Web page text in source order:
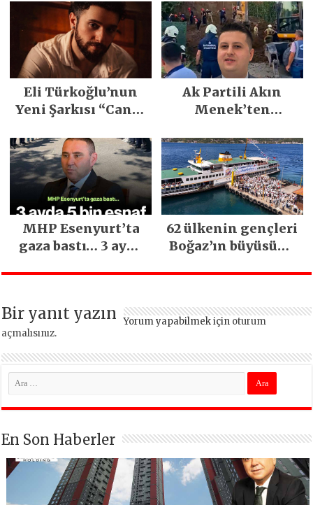
Emeğiyle Son
Yılların En Büyük
Festivali
Gerçekleşti
Eli Türkoğlu’nun
Yeni Şarkısı “Canın
İlgi Gördü!..
Ak Partili Akın
Menek’ten
heyelan sonrası
kritik uyarı
MHP Esenyurt’ta
gaza bastı… 3 ayda
edildi
62 ülkenin gençleri
Boğaz’ın büyüsüne
Bir yanıt yazın Yorum yapabilmek için oturum
açmalısınız.
En Son Haberler